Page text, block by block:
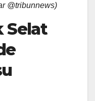
@tribunnews)
Selat